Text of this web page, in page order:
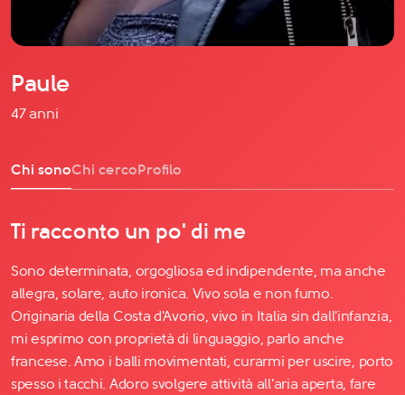
Facebook
YouTube
Instagram
TikTok
Paule
47 anni
Chi sonoChi cercoProfilo
Ti racconto un po' di me
Sono determinata, orgogliosa ed indipendente, ma anche
allegra, solare, auto ironica. Vivo sola e non fumo.
Originaria della Costa d'Avorio, vivo in Italia sin dall'infanzia,
mi esprimo con proprietà di linguaggio, parlo anche
francese. Amo i balli movimentati, curarmi per uscire, porto
spesso i tacchi. Adoro svolgere attività all'aria aperta, fare